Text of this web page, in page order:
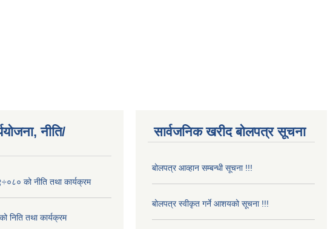
नीति/
को नीति तथा कार्यक्रम
तथा कार्यक्रम
सार्वजनिक खरीद बोलपत्र सूचना
बोलपत्र आव्हान सम्बन्धी सूचना !!!
बोलपत्र स्वीकृत गर्ने आशयको सूचना !!!